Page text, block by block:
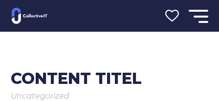
CONTENT TITEL
Uncategorized
NaamYour email